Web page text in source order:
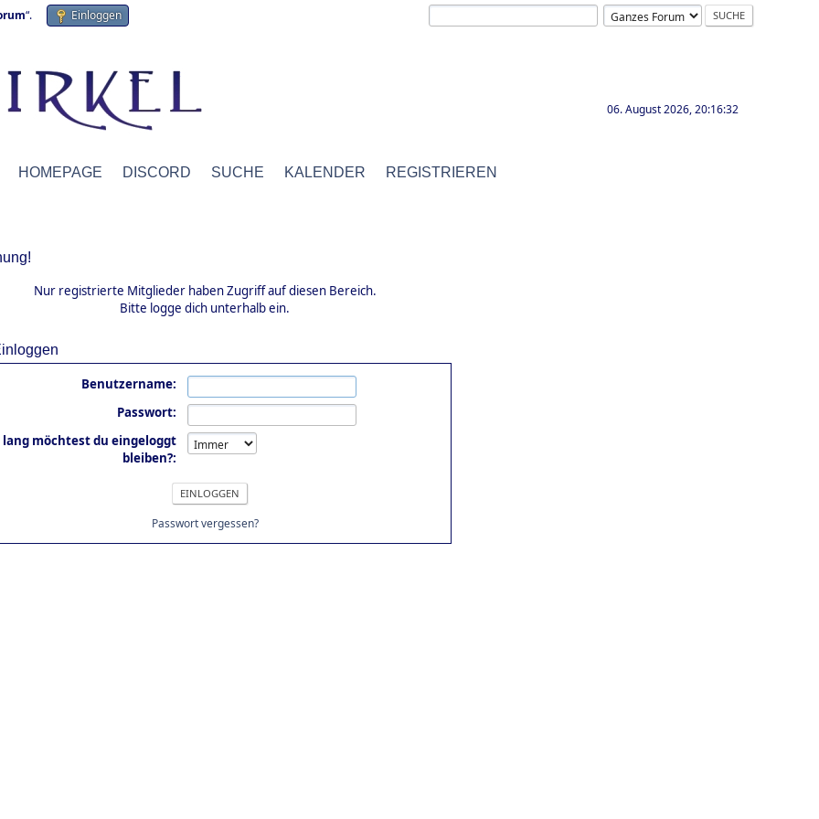
“. Einloggen
06. August 2026, 20:16:32
HOMEPAGE DISCORD SUCHE KALENDER REGISTRIEREN
Nur registrierte Mitglieder haben Zugriff auf diesen Bereich.
Bitte logge dich unterhalb ein.
Benutzername:
Passwort:
lang möchtest du eingeloggt
bleiben?:
Passwort vergessen?